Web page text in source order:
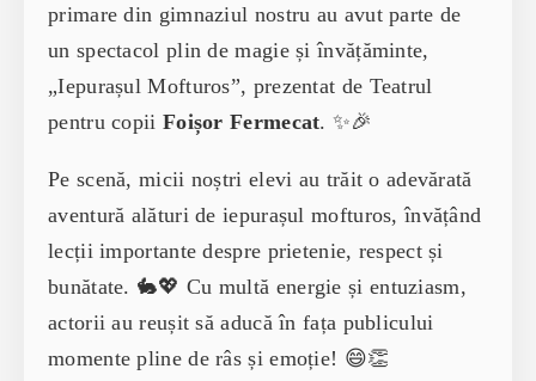
primare din gimnaziul nostru au avut parte de
un spectacol plin de magie și învățăminte,
„Iepurașul Mofturos”, prezentat de Teatrul
pentru copii Foișor Fermecat. ✨🎉
Pe scenă, micii noștri elevi au trăit o adevărată
aventură alături de iepurașul mofturos, învățând
lecții importante despre prietenie, respect și
bunătate. 🐇💖 Cu multă energie și entuziasm,
actorii au reușit să aducă în fața publicului
momente pline de râs și emoție! 😄👏